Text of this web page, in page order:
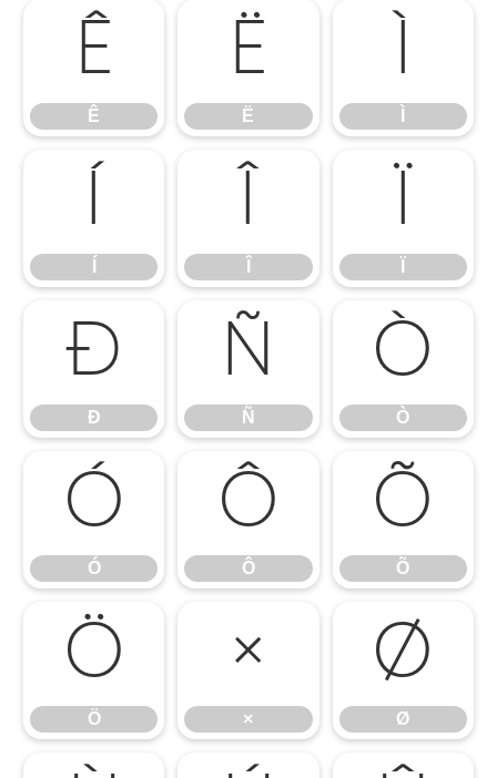
Ê
Ê
Ë
Ë
Ì
Í Î Ï
Ð
Ð
Ñ
Ñ
Ò
Ò
Ó
Ó
Ô
Ô
Õ
Õ
Ö
Ö
×
×
Ø
Ø